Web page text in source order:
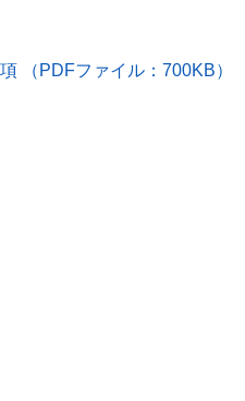
（PDFファイル：700KB）